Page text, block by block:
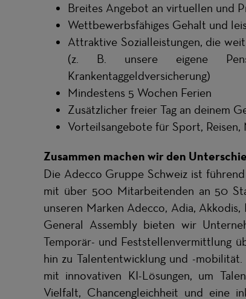
Breites Angebot an virtuellen und
Wettbewerbsfähiges Gehalt und
Attraktive Sozialleistungen, die
(z. B. unsere eigene
Krankentaggeldversicherung)
Mindestens 5 Wochen Ferien
Zusätzlicher freier Tag an deinem
Vorteilsangebote für Sport, Reisen,
Zusammen machen wir den
Die Adecco Gruppe Schweiz ist
mit über 500 Mitarbeitenden an 50
unseren Marken Adecco, Adia,
General Assembly bieten wir
Temporär- und Feststellenvermittlung
hin zu Talententwicklung und -
mit innovativen KI-Lösungen, um
Vielfalt, Chancengleichheit und eine